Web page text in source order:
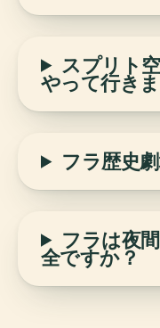
スプリト
やって行き
フラ歴史
フラは夜
全ですか？